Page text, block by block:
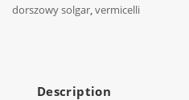
dorszowy solgar,vermicelli
Description